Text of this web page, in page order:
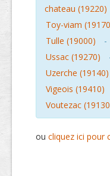
chateau (19220)
Toy-viam
Tulle (19000)
-
Ussac (19270)
Uzerche (19140)
Vigeois (19410)
Voutezac
ou cliquez ici pour